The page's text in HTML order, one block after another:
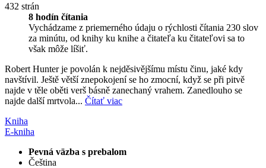
432 strán
8 hodín čítania
Vychádzame z priemerného údaju o rýchlosti čítania 230 slov
za minútu, od knihy ku knihe a čitateľa ku čitateľovi sa to
však môže líšiť.
Robert Hunter je povolán k nejděsivějšímu místu činu, jaké kdy
navštívil. Ještě větší znepokojení se ho zmocní, když se při pitvě
najde v těle oběti verš básně zanechaný vrahem. Zanedlouho se
najde další mrtvola... Čítať viac
Kniha
E-kniha
Pevná väzba s prebalom
Čeština